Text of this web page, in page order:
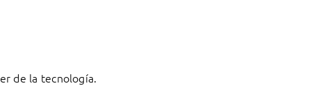
de la tecnología.